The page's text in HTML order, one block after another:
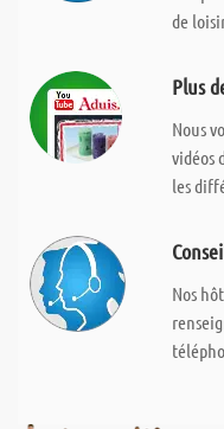
de
Plus
Nous
vidéos
les
Nos